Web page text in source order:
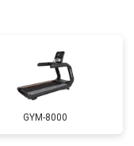
GYM-8000